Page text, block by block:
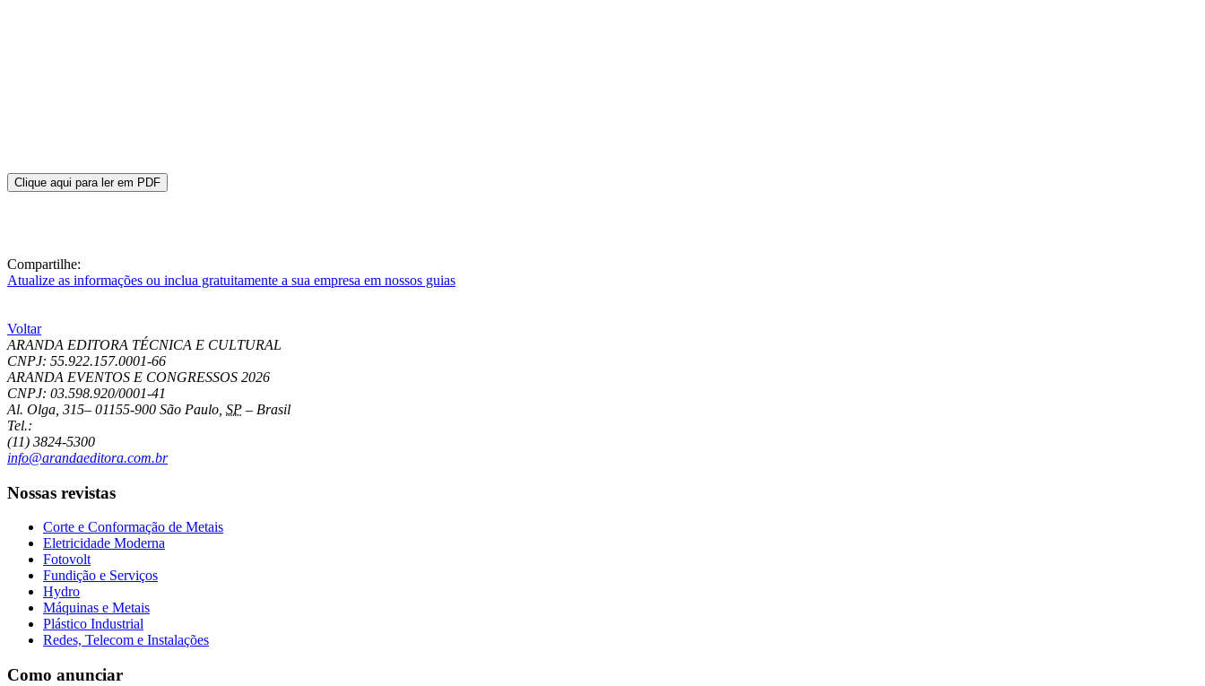
Clique aqui para ler em PDF
Compartilhe:
Atualize as informações ou inclua gratuitamente a sua empresa em nossos guias
Voltar
ARANDA EDITORA TÉCNICA E CULTURAL
CNPJ: 55.922.157.0001-66
ARANDA EVENTOS E CONGRESSOS 2026
CNPJ: 03.598.920/0001-41
Al. Olga, 315– 01155-900 São Paulo SP – Brasil
Tel.:
(11) 3824-5300
info@arandaeditora.com.br
Nossas revistas
Corte e Conformação de Metais
Eletricidade Moderna
Fotovolt
Fundição e Serviços
Hydro
Máquinas e Metais
Plástico Industrial
Redes, Telecom e Instalações
Como anunciar